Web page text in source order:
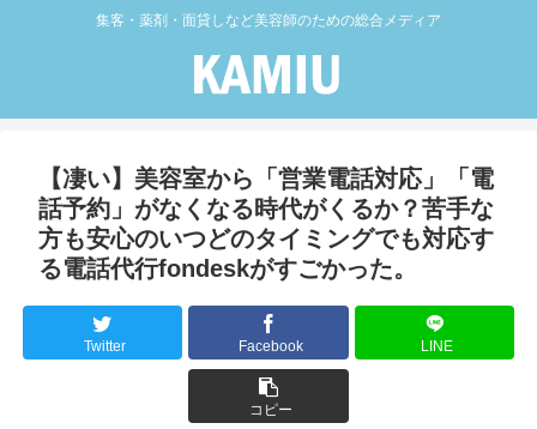
集客・薬剤・面貸しなど美容師のための総合メディア
【凄い】美容室から「営業電話対応」「電
話予約」がなくなる時代がくるか？苦手な
方も安心のいつどのタイミングでも対応す
る電話代行fondeskがすごかった。
Twitter Facebook LINE
コピー